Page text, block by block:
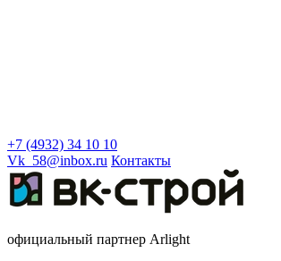
+7 (4932) 34 10 10
Vk_58@inbox.ru Контакты
официальный партнер Arlight